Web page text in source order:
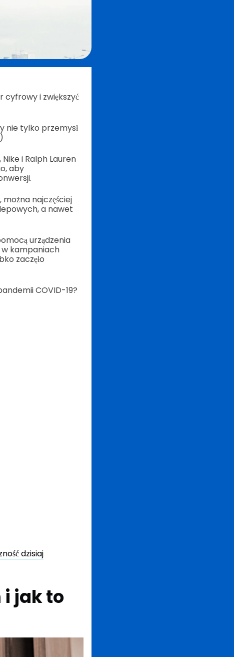
cyfrowy i zwiększyć
nie tylko przemysł
i Ralph Lauren
aby
najczęściej
a nawet
urządzenia
w kampaniach
zaczęło
COVID-19?
dzisiaj
i jak to